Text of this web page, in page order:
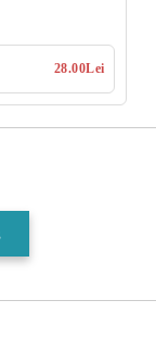
28.00Lei